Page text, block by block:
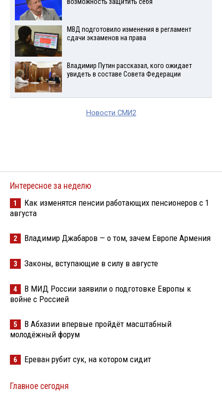
возможность защитить себя
МВД подготовило изменения в регламент
сдачи экзаменов на права
Владимир Путин рассказал, кого ожидает
увидеть в составе Совета Федерации
Новости СМИ2
Интересное за неделю
1
Как изменятся пенсии работающих пенсионеров с 1
августа
2 Владимир Джабаров — о том, зачем Европе Армения
3 Законы, вступающие в силу в августе
4
В МИД России заявили о подготовке Европы к
войне с Россией
5
В Абхазии впервые пройдёт масштабный
молодёжный форум
6 Ереван рубит сук, на котором сидит
Главное сегодня